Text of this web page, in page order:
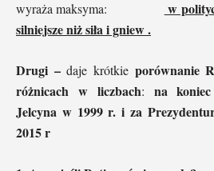
wyraża maksyma:
w
silniejsze niż siła i gniew .
Drugi –daje krótkie porównanie
różnicach w liczbach: na
Jelcyna w 1999 r. i za
2015 r